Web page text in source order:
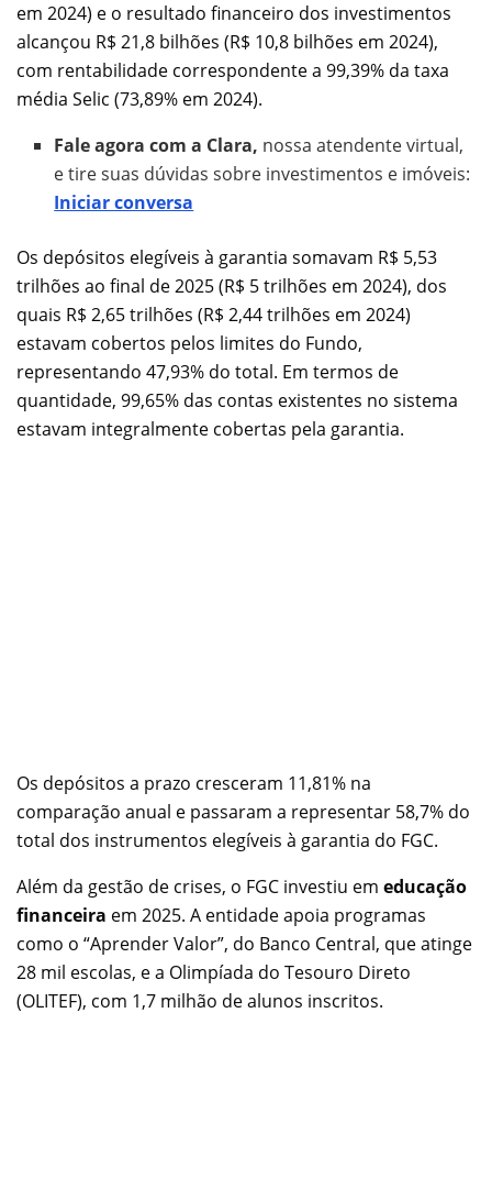
em 2024) e o resultado financeiro dos investimentos
alcançou R$ 21,8 bilhões (R$ 10,8 bilhões em 2024),
com rentabilidade correspondente a 99,39% da taxa
média Selic (73,89% em 2024).
Fale agora com a Clara, nossa atendente virtual,
e tire suas dúvidas sobre investimentos e imóveis:
Iniciar conversa
Os depósitos elegíveis à garantia somavam R$ 5,53
trilhões ao final de 2025 (R$ 5 trilhões em 2024), dos
quais R$ 2,65 trilhões (R$ 2,44 trilhões em 2024)
estavam cobertos pelos limites do Fundo,
representando 47,93% do total. Em termos de
quantidade, 99,65% das contas existentes no sistema
estavam integralmente cobertas pela garantia.
Os depósitos a prazo cresceram 11,81% na
comparação anual e passaram a representar 58,7% do
total dos instrumentos elegíveis à garantia do FGC.
Além da gestão de crises, o FGC investiu em educação
financeira em 2025. A entidade apoia programas
como o “Aprender Valor”, do Banco Central, que atinge
28 mil escolas, e a Olimpíada do Tesouro Direto
(OLITEF), com 1,7 milhão de alunos inscritos.